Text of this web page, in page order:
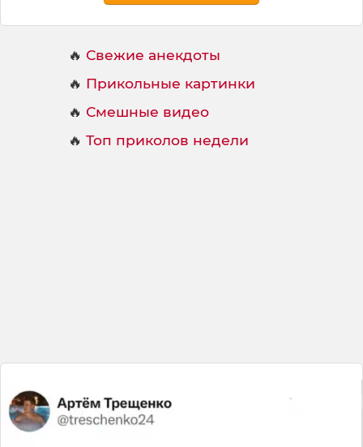
🔥 Свежие анекдоты
🔥 Прикольные картинки
🔥 Смешные видео
🔥 Топ приколов недели